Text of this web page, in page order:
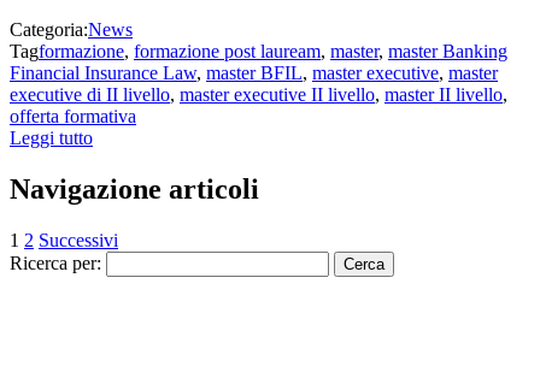
Categoria:News
Tagformazione, formazione post lauream, master, master Banking
Financial Insurance Law, master BFIL, master executive, master
executive di II livello, master executive II livello, master II livello,
offerta formativa
Leggi tutto
Navigazione articoli
1 2 Successivi
Ricerca per: